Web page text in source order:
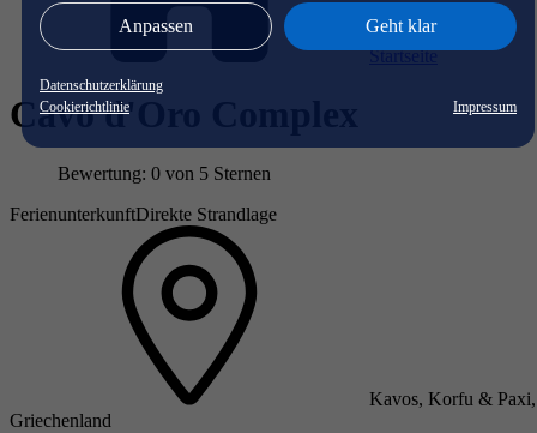
Anpassen Geht klar
Datenschutzerklärung
Cookierichtlinie
Impressum
Startseite
Cavo d'Oro Complex
Bewertung: 0 von 5 Sternen
FerienunterkunftDirekte Strandlage
Kavos, Korfu & Paxi,
Griechenland